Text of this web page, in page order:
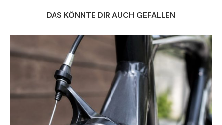
DAS KÖNNTE DIR AUCH GEFALLEN